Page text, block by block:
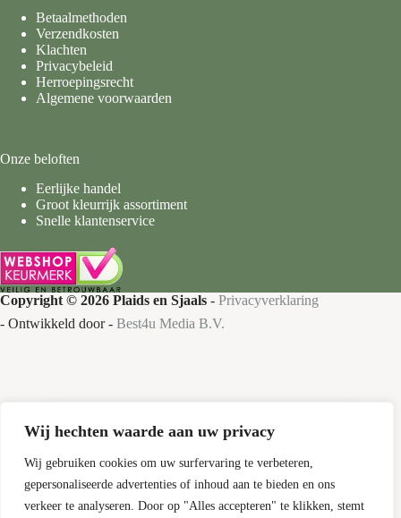
Wij hechten waarde aan uw privacy
Wij gebruiken cookies om uw surfervaring te verbeteren,
gepersonaliseerde advertenties of inhoud aan te bieden en ons
verkeer te analyseren. Door op "Alles accepteren" te klikken, stemt
Nieuw bij Plaids en Sjaals
Gratis verzending
Bestel nu je favoriete plaids en sjaals met
gratis verzending!
Betaalmethoden
Verzendkosten
Klachten
Privacybeleid
Herroepingsrecht
Algemene voorwaarden
Onze beloften
Eerlijke handel
Groot kleurrijk assortiment
Snelle klantenservice
Copyright © 2026 Plaids en Sjaals - Privacyverklaring
- Ontwikkeld door - Best4u Media B.V.